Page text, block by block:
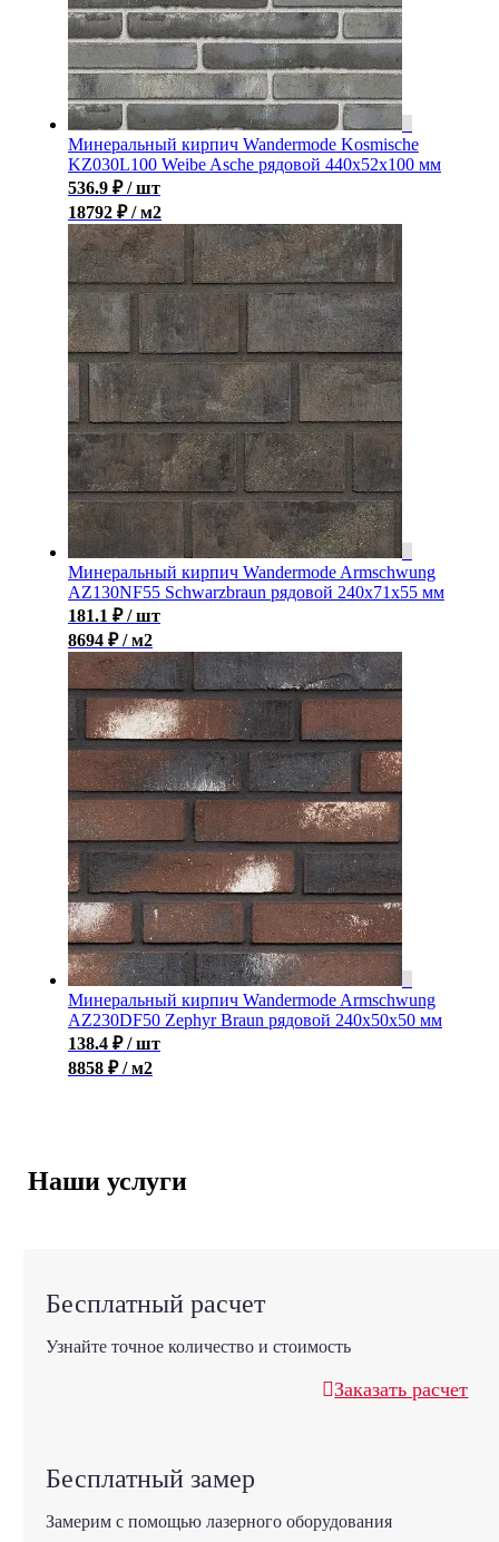
Минеральный кирпич Wandermode Kosmische
KZ030L100 Weibe Asche рядовой 440x52x100 мм
536.9 ₽ / шт
18792 ₽ / м2
Минеральный кирпич Wandermode Armschwung
AZ130NF55 Schwarzbraun рядовой 240x71x55 мм
181.1 ₽ / шт
8694 ₽ / м2
Минеральный кирпич Wandermode Armschwung
AZ230DF50 Zephyr Braun рядовой 240x50x50 мм
138.4 ₽ / шт
8858 ₽ / м2
Наши услуги
Бесплатный расчет
Узнайте точное количество и стоимость
Заказать расчет
Бесплатный замер
Замерим с помощью лазерного оборудования